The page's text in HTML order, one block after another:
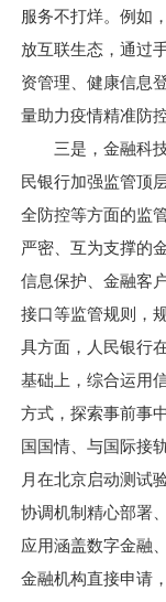
服务不打烊。例如
放互联生态，通过
资管理、健康信息
量助力疫情精准防
三是，金融科技
民银行加强监管顶
全防控等方面的监
严密、互为支撑的
信息保护、金融客
接口等监管规则，
具方面，人民银行
基础上，综合运用
方式，探索事前事
国国情、与国际接
月在北京启动测试
协调机制精心部署
应用涵盖数字金融
金融机构直接申请